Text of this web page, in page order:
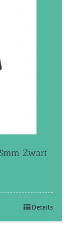
Zwart
Details